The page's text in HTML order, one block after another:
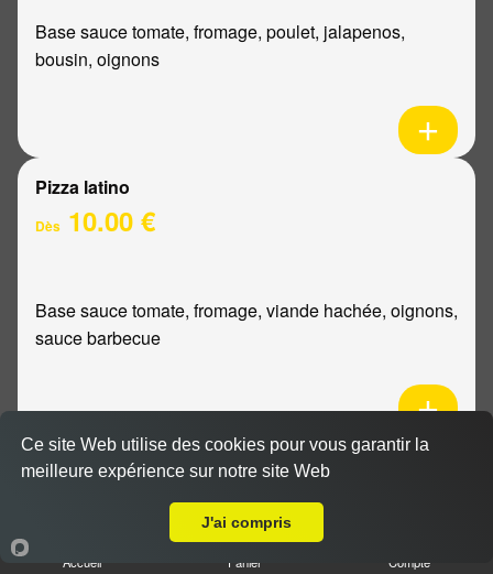
Base sauce tomate, fromage, poulet, jalapenos,
bousin, oignons
Pizza latino
Dès 10.00 €
Base sauce tomate, fromage, viande hachée, oignons,
sauce barbecue
Pizza mexicaine
Accueil Panier Compte
Ce site Web utilise des cookies pour vous garantir la
meilleure expérience sur notre site Web
J'ai compris